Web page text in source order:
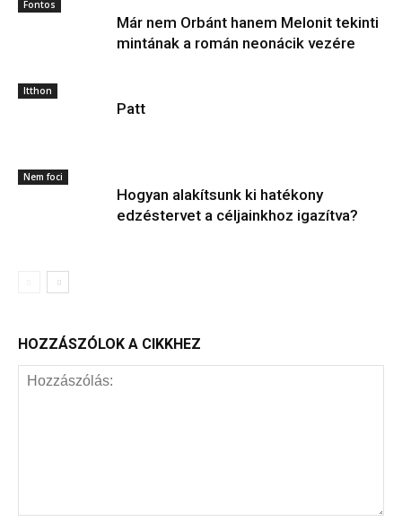
Fontos
Már nem Orbánt hanem Melonit tekinti
mintának a román neonácik vezére
Itthon
Patt
Nem foci
Hogyan alakítsunk ki hatékony
edzéstervet a céljainkhoz igazítva?
HOZZÁSZÓLOK A CIKKHEZ